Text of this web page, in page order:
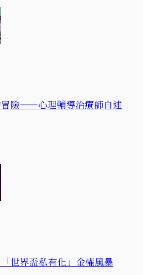
險——心理輔導治療師自述
世界盃私有化」金權風暴